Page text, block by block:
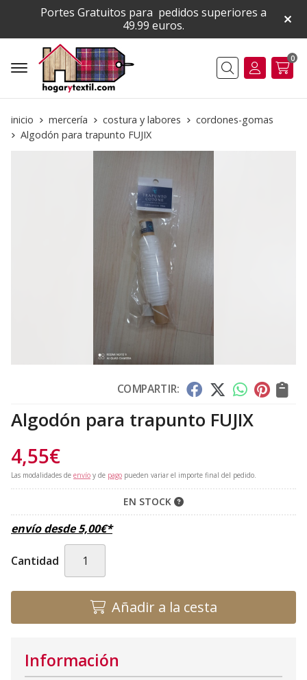
Portes Gratuitos para pedidos superiores a
49.99 euros.
Buscar
0
inicio mercería costura y labores
cordones-gomas
Algodón para trapunto FUJIX
COMPARTIR:
Algodón para trapunto FUJIX
4,55€
Las modalidades de envío y de pago pueden variar el importe final del pedido.
EN STOCK
envío desde5,00€*
Cantidad
Añadir a la cesta
Información